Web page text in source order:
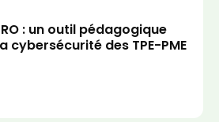
: un outil pédagogique
cybersécurité des TPE-PME